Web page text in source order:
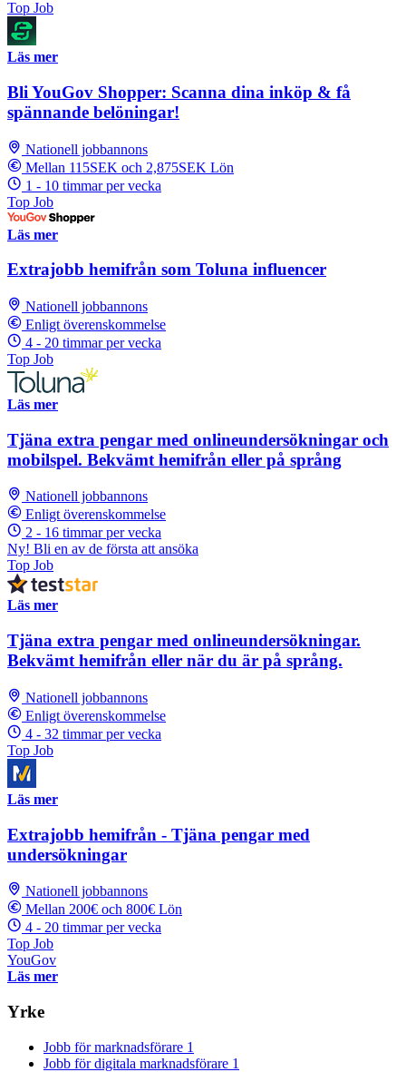
Top Job
Läs mer
Bli YouGov Shopper: Scanna dina inköp & få
spännande belöningar!
Nationell jobbannons
Mellan 115SEK och 2,875SEK Lön
1 - 10 timmar per vecka
Top Job
Läs mer
Extrajobb hemifrån som Toluna influencer
Nationell jobbannons
Enligt överenskommelse
4 - 20 timmar per vecka
Top Job
Läs mer
Tjäna extra pengar med onlineundersökningar och
mobilspel. Bekvämt hemifrån eller på språng
Nationell jobbannons
Enligt överenskommelse
2 - 16 timmar per vecka
Ny! Bli en av de första att ansöka
Top Job
Läs mer
Tjäna extra pengar med onlineundersökningar.
Bekvämt hemifrån eller när du är på språng.
Nationell jobbannons
Enligt överenskommelse
4 - 32 timmar per vecka
Top Job
Läs mer
Extrajobb hemifrån - Tjäna pengar med
undersökningar
Nationell jobbannons
Mellan 200€ och 800€ Lön
4 - 20 timmar per vecka
Top Job
YouGov
Läs mer
Yrke
Jobb för marknadsförare 1
Jobb för digitala marknadsförare 1